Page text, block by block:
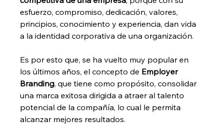
esfuerzo, compromiso, dedicación, valores,
principios, conocimiento y experiencia, dan vida
a la identidad corporativa de una organización.
Es por esto que, se ha vuelto muy popular en
los últimos años, el concepto de Employer
Branding, que tiene como propósito, consolidar
una marca exitosa dirigida a atraer al talento
potencial de la compañía, lo cual le permita
alcanzar mejores resultados.